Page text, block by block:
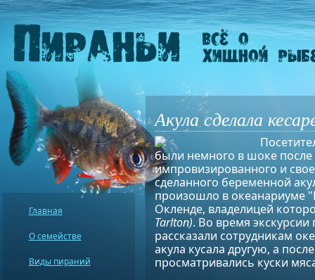
Акула сделала
были немного в шоке после
импровизированного и
сделанного беременной
произошло в океанариуме
Окленде, владелицей
Tarlton). Во время
рассказали сотрудникам
акула кусала другую, а
просматривались куски
Главная
О семействе
Виды пираний